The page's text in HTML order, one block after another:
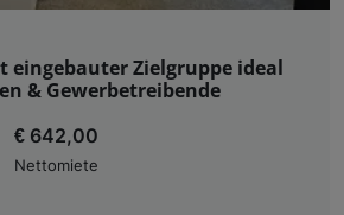
Zielgruppe ideal
& Gewerbetreibende
€ 642,00
Nettomiete